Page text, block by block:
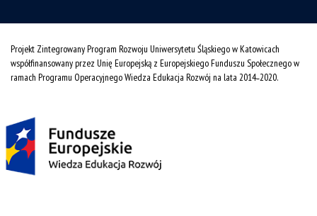
Projekt Zintegrowany Program Rozwoju Uniwersytetu Śląskiego w Katowicach
współfinansowany przez Unię Europejską z Europejskiego Funduszu Społecznego w
ramach Programu Operacyjnego Wiedza Edukacja Rozwój na lata 2014˗2020.